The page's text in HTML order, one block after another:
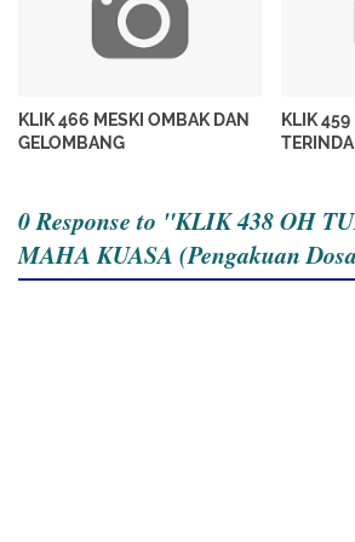
KLIK 466 MESKI OMBAK DAN
GELOMBANG
KLIK 459
0 Response to "KLIK 438 OH
MAHA KUASA (Pengakuan